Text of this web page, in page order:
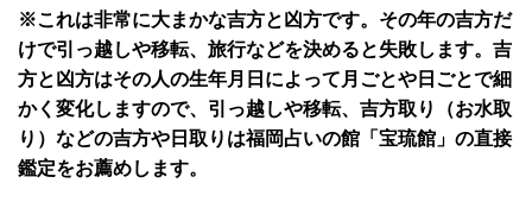
※これは非常に大まかな吉方と凶方です。その年の吉方だ
けで引っ越しや移転、旅行などを決めると失敗します。吉
方と凶方はその人の生年月日によって月ごとや日ごとで細
かく変化しますので、引っ越しや移転、吉方取り（お水取
り）などの吉方や日取りは福岡占いの館「宝琉館」の直接
鑑定をお薦めします。